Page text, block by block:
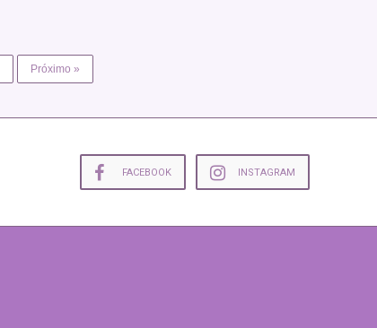
Próximo »
FACEBOOK INSTAGRAM